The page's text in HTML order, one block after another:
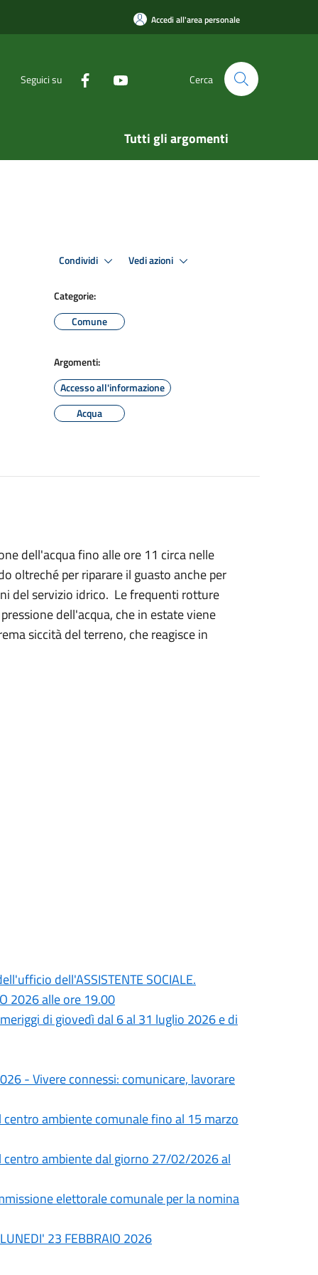
Accedi all'area personale
Seguici su Cerca
Tutti gli argomenti
Condividi Vedi azioni
Categorie:
Comune
Argomenti:
Accesso all'informazione
Acqua
dell'acqua fino alle ore 11 circa nelle
oltreché per riparare il guasto anche per
del servizio idrico. Le frequenti rotture
dell'acqua, che in estate viene
siccità del terreno, che reagisce in
dell'ASSISTENTE SOCIALE.
2026 alle ore 19.00
di giovedì dal 6 al 31 luglio 2026 e di
- Vivere connessi: comunicare, lavorare
ambiente comunale fino al 15 marzo
ambiente dal giorno 27/02/2026 al
elettorale comunale per la nomina
23 FEBBRAIO 2026